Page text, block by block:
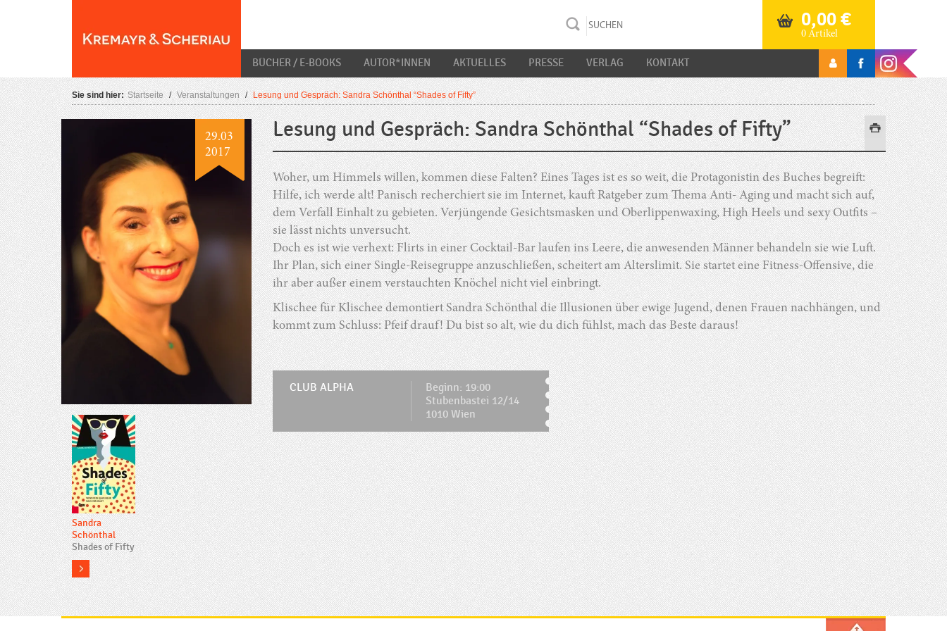
0,00€
0 Artikel
BÜCHER / E-BOOKS AUTOR*INNEN AKTUELLES PRESSE VERLAG KONTAKT
Sie sind hier: Startseite / Veranstaltungen / Lesung und Gespräch: Sandra Schönthal “Shades of Fifty”
29.03
2017
Sandra
Schönthal
Shades of Fifty
more
Lesung und Gespräch: Sandra Schönthal “Shades of Fifty”
Woher, um Himmels willen, kommen diese Falten? Eines Tages ist es so weit, die Protagonistin des Buches begreift:
Hilfe, ich werde alt! Panisch recherchiert sie im Internet, kauft Ratgeber zum Thema Anti- Aging und macht sich auf,
dem Verfall Einhalt zu gebieten. Verjüngende Gesichtsmasken und Oberlippenwaxing, High Heels und sexy Outfits –
sie lässt nichts unversucht.
Doch es ist wie verhext: Flirts in einer Cocktail-Bar laufen ins Leere, die anwesenden Männer behandeln sie wie Luft.
Ihr Plan, sich einer Single-Reisegruppe anzuschließen, scheitert am Alterslimit. Sie startet eine Fitness-Offensive, die
ihr aber außer einem verstauchten Knöchel nicht viel einbringt.
Klischee für Klischee demontiert Sandra Schönthal die Illusionen über ewige Jugend, denen Frauen nachhängen, und
kommt zum Schluss: Pfeif drauf! Du bist so alt, wie du dich fühlst, mach das Beste daraus!
CLUB ALPHA
Beginn: 19:00
Stubenbastei 12/14
1010 Wien